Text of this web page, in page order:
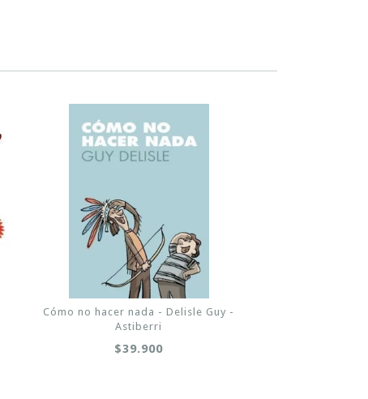
Cómo no hacer nada - Delisle Guy -
Astiberri
$39.900